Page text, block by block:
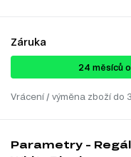
Záruka
24 ​​​​měsíců
Vrácení / výměna zboží do
Parametry -